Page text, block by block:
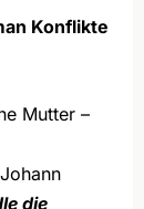
Konflikte
Mutter –
die